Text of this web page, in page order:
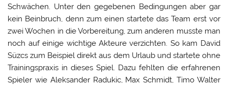
Schwächen. Unter den gegebenen Bedingungen aber gar
kein Beinbruch, denn zum einen startete das Team erst vor
zwei Wochen in die Vorbereitung, zum anderen musste man
noch auf einige wichtige Akteure verzichten. So kam David
Süzcs zum Beispiel direkt aus dem Urlaub und startete ohne
Trainingspraxis in dieses Spiel. Dazu fehlten die erfahrenen
Spieler wie Aleksander Radukic, Max Schmidt, Timo Walter